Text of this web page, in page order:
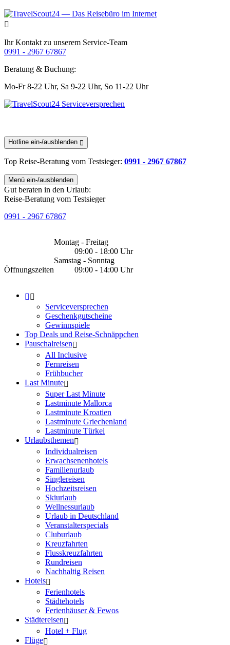
Ihr Kontakt zu unserem Service-Team
0991 - 2967 67867
Beratung & Buchung:
Mo-Fr 8-22 Uhr, Sa 9-22 Uhr, So 11-22 Uhr
Hotline ein-/ausblenden
Top Reise-Beratung vom Testsieger: 0991 - 2967 67867
Menü ein-/ausblenden
Gut beraten in den Urlaub:
Reise-Beratung vom Testsieger
0991 - 2967 67867
Öffnungszeiten
Montag - Freitag
09:00 - 18:00 Uhr
Samstag - Sonntag
09:00 - 14:00 Uhr
Serviceversprechen
Geschenkgutscheine
Gewinnspiele
Top Deals und Reise-Schnäppchen
Pauschalreisen
All Inclusive
Fernreisen
Frühbucher
Last Minute
Super Last Minute
Lastminute Mallorca
Lastminute Kroatien
Lastminute Griechenland
Lastminute Türkei
Urlaubsthemen
Individualreisen
Erwachsenenhotels
Familienurlaub
Singlereisen
Hochzeitsreisen
Skiurlaub
Wellnessurlaub
Urlaub in Deutschland
Veranstalterspecials
Cluburlaub
Kreuzfahrten
Flusskreuzfahrten
Rundreisen
Nachhaltig Reisen
Hotels
Ferienhotels
Städtehotels
Ferienhäuser & Fewos
Städtereisen
Hotel + Flug
Flüge